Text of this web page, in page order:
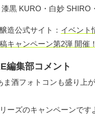
漆黒 KURO・白妙 SHIRO
造公式サイト： イベン
ャンペーン第2弾 開催！
編集部コメント
ま酒フォトコンも盛り上
ーズのキャンペーンです